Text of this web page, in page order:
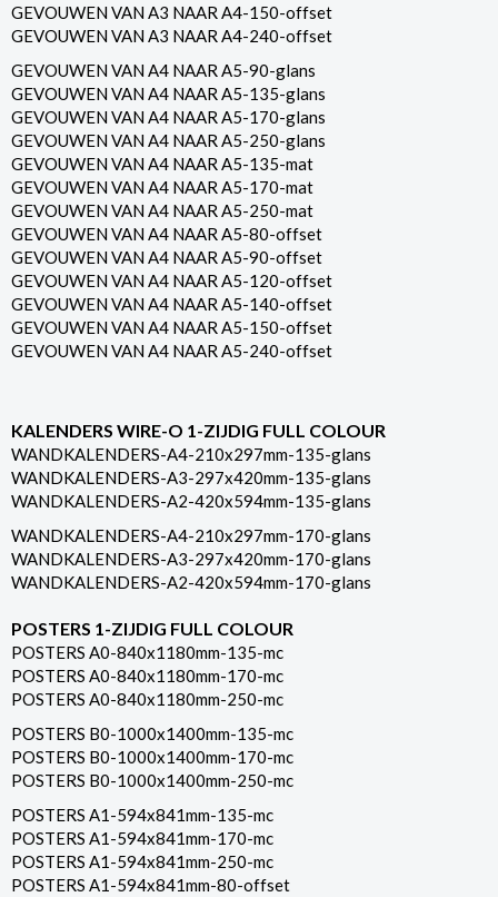
GEVOUWEN VAN A3 NAAR A4-150-offset
GEVOUWEN VAN A3 NAAR A4-240-offset
GEVOUWEN VAN A4 NAAR A5-90-glans
GEVOUWEN VAN A4 NAAR A5-135-glans
GEVOUWEN VAN A4 NAAR A5-170-glans
GEVOUWEN VAN A4 NAAR A5-250-glans
GEVOUWEN VAN A4 NAAR A5-135-mat
GEVOUWEN VAN A4 NAAR A5-170-mat
GEVOUWEN VAN A4 NAAR A5-250-mat
GEVOUWEN VAN A4 NAAR A5-80-offset
GEVOUWEN VAN A4 NAAR A5-90-offset
GEVOUWEN VAN A4 NAAR A5-120-offset
GEVOUWEN VAN A4 NAAR A5-140-offset
GEVOUWEN VAN A4 NAAR A5-150-offset
GEVOUWEN VAN A4 NAAR A5-240-offset
KALENDERS WIRE-O 1-ZIJDIG FULL COLOUR
WANDKALENDERS-A4-210x297mm-135-glans
WANDKALENDERS-A3-297x420mm-135-glans
WANDKALENDERS-A2-420x594mm-135-glans
WANDKALENDERS-A4-210x297mm-170-glans
WANDKALENDERS-A3-297x420mm-170-glans
WANDKALENDERS-A2-420x594mm-170-glans
POSTERS 1-ZIJDIG FULL COLOUR
POSTERS A0-840x1180mm-135-mc
POSTERS A0-840x1180mm-170-mc
POSTERS A0-840x1180mm-250-mc
POSTERS B0-1000x1400mm-135-mc
POSTERS B0-1000x1400mm-170-mc
POSTERS B0-1000x1400mm-250-mc
POSTERS A1-594x841mm-135-mc
POSTERS A1-594x841mm-170-mc
POSTERS A1-594x841mm-250-mc
POSTERS A1-594x841mm-80-offset